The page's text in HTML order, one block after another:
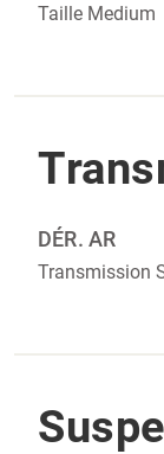
Taille Medium
DÉR. AR
Transmission